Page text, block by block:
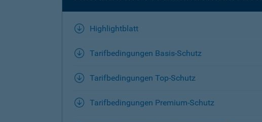
Highlightblatt
Tarifbedingungen Basis-Schutz
Tarifbedingungen Top-Schutz
Tarifbedingungen Premium-Schutz